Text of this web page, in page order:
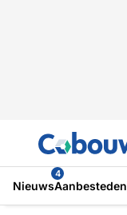
Nieuws
4
Aanbesteden